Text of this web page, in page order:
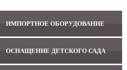
ИМПОРТНОЕ ОБОРУДОВАНИЕ
ОСНАЩЕНИЕ ДЕТСКОГО САДА